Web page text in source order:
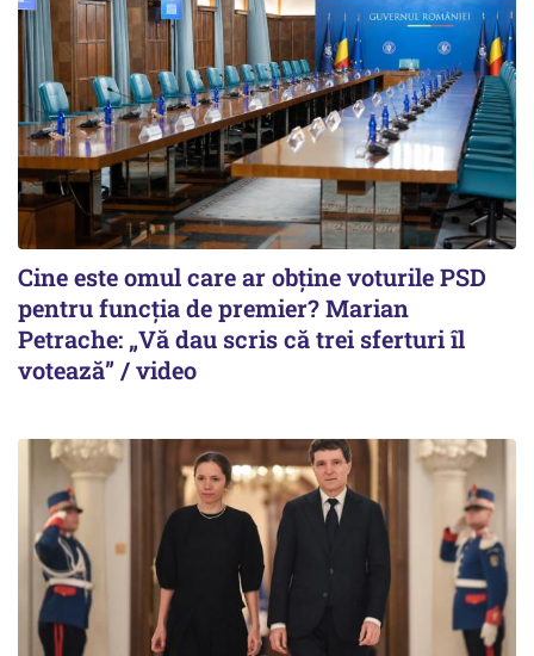
Cine este omul care ar obține voturile PSD
pentru funcția de premier? Marian
Petrache: „Vă dau scris că trei sferturi îl
votează” / video